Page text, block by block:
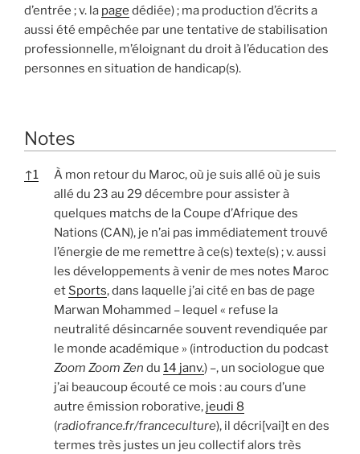
d’entrée ; v. la page dédiée) ; ma production d’écrits a
aussi été empêchée par une tentative de stabilisation
professionnelle, m’éloignant du droit à l’éducation des
personnes en situation de handicap(s).
Notes
↑1
À mon retour du Maroc, où je suis allé où je suis
allé du 23 au 29 décembre pour assister à
quelques matchs de la Coupe d’Afrique des
Nations (CAN), je n’ai pas immédiatement trouvé
l’énergie de me remettre à ce(s) texte(s) ; v. aussi
les développements à venir de mes notes Maroc
et Sports, dans laquelle j’ai cité en bas de page
Marwan Mohammed – lequel « refuse la
neutralité désincarnée souvent revendiquée par
le monde académique » (introduction du podcast
Zoom Zoom Zen du 14 janv.) –, un sociologue que
j’ai beaucoup écouté ce mois : au cours d’une
autre émission roborative, jeudi 8
(radiofrance.fr/franceculture), il décri[vai]t en des
termes très justes un jeu collectif alors très